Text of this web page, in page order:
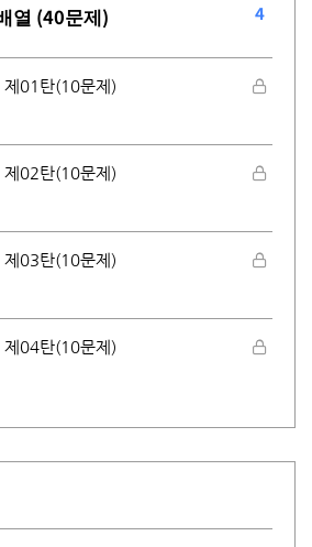
열 (40문제) 4
제01탄(10문제)
제02탄(10문제)
제03탄(10문제)
제04탄(10문제)